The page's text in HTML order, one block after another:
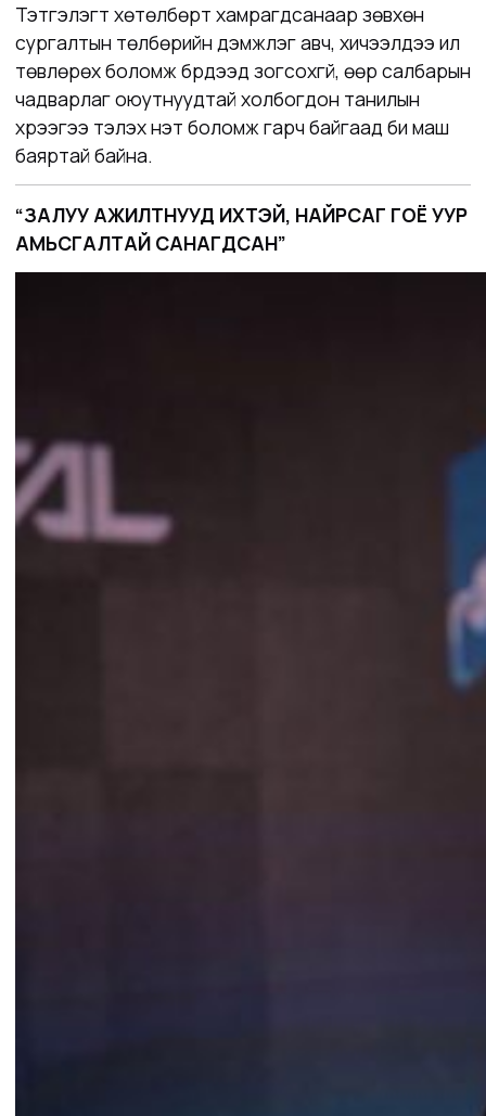
Тэтгэлэгт хөтөлбөрт хамрагдсанаар зөвхөн
сургалтын төлбөрийн дэмжлэг авч, хичээлдээ илүү
төвлөрөх боломж бүрдээд зогсохгүй, өөр салбарын
чадварлаг оюутнуудтай холбогдон танилын
хүрээгээ тэлэх үнэт боломж гарч байгаад би маш
баяртай байна.
“ЗАЛУУ АЖИЛТНУУД ИХТЭЙ, НАЙРСАГ ГОЁ УУР
АМЬСГАЛТАЙ САНАГДСАН”